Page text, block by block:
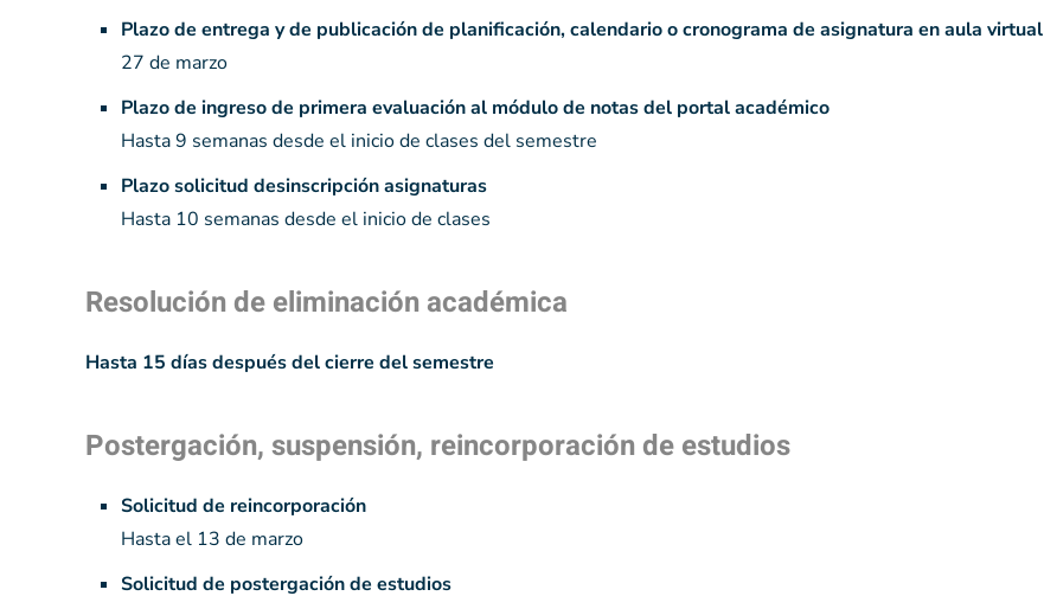
Plazo de entrega y de publicación de planificación, calendario o cronograma de asignatura en aula virtual
27 de marzo
Plazo de ingreso de primera evaluación al módulo de notas del portal académico
Hasta 9 semanas desde el inicio de clases del semestre
Plazo solicitud desinscripción asignaturas
Hasta 10 semanas desde el inicio de clases
Resolución de eliminación académica
Hasta 15 días después del cierre del semestre
Postergación, suspensión, reincorporación de estudios
Solicitud de reincorporación
Hasta el 13 de marzo
Solicitud de postergación de estudios